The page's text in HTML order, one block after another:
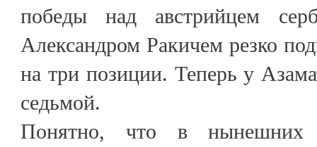
победы над австрийцем
Александром Ракичем резко
на три позиции. Теперь у
седьмой.
Понятно, что в нынешних